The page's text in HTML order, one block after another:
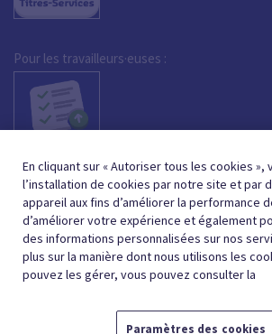
Pour les travailleurs·euses :
En cliquant sur « Autoriser tous les cookies »,
l’installation de cookies par notre site et par
appareil aux fins d’améliorer la performance
d’améliorer votre expérience et également
des informations personnalisées sur nos
plus sur la manière dont nous utilisons les
pouvez les gérer, vous pouvez consulter la
Paramètres des cookies